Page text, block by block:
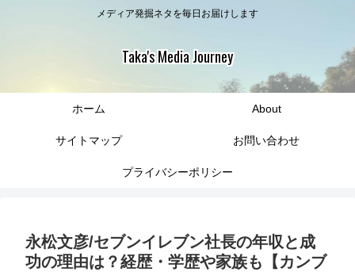
メディア発掘ネタを毎日お届けします
Taka's Media Journey
ホーム About
サイトマップ お問い合わせ
プライバシーポリシー
永松文彦/セブンイレブン社長の年収と成
功の理由は？経歴・学歴や家族も【カンブ